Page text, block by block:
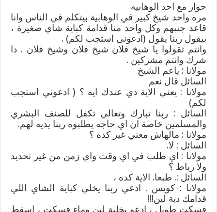
حوار مع احد الوهابيه
مره واحد شيخ كبير في الوهابية بيتكلم في الناس وانا
قاعد جنبهم وكل واحد منا قدامة كباية شاي صغيرة ،
بيقول ربنا يقول (ادعوني استجب لكم) .
وانتم تقولوا يا شيخ فلان شيخ فلان وشيخ فلان . دا
شرك وانتم مشركين .
مولانا : ياعم الشيخ
السائل قال نعم
مولانا : يعني الاية دي عندك ايه ؟ ( ادعوني استجب
لكم)
السائل : ربنا تبارك وتعالي تكفل للصنف البشري
والمسلمين خاصة ان اي حاجه يطلبوه ربنا يديه لهم.
مولانا : مالهاش معني غير كده ؟
السائل : لا.
مولانا : اي طلب في اي وقت واي زمن من غير تحديد
ولا رباط ؟
السائل :. طبعا. الاية كده ،
مولانا : كويس . ادعي ربنا يخلي كباية الشاي اللي
قدامك دية لبن!!!
فسكت طويل ، ادعو يخلية لبن وماء فسكت ، اسقط